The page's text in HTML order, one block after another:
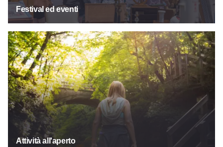
Festival ed eventi
Attività all'aperto
Attività all'aperto